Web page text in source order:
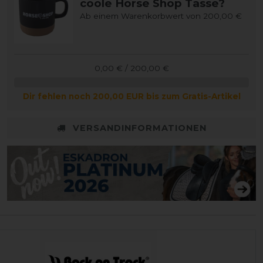
coole Horse Shop Tasse?
Ab einem Warenkorbwert von 200,00 €
0,00 € / 200,00 €
Dir fehlen noch 200,00 EUR bis zum Gratis-Artikel
VERSANDINFORMATIONEN